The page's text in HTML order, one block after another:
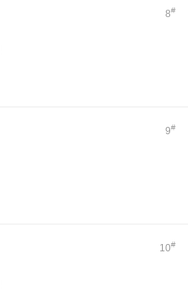
8#
9#
10#